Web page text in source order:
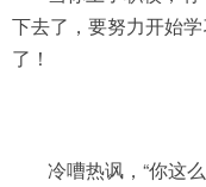
下去了，要努力开始
了！
冷嘈热讽，“你这